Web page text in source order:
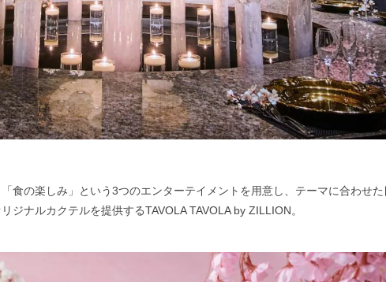
食の楽しみ」という3つのエンターテイメントを用意し、テーマに合わせた
ジナルカクテルを提供するTAVOLA TAVOLA by ZILLION。